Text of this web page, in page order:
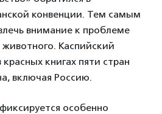
конвенции. Тем самым
внимание к проблеме
животного. Каспийский
книгах пяти стран
включая Россию.
особенно